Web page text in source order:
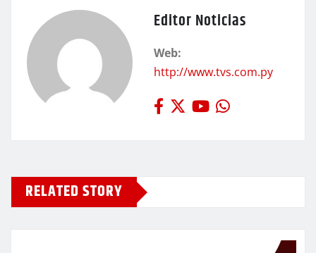
Editor Noticias
Web:
http://www.tvs.com.py
RELATED STORY